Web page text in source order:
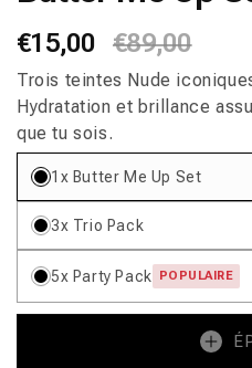
modale
Prix
habituel
€15,00 Prix
€89,00
Trois teintes Nude
Hydratation et brillance
que tu sois.
1x Butter Me Up Set
3x Trio Pack
5x Party Pack POPULAIRE